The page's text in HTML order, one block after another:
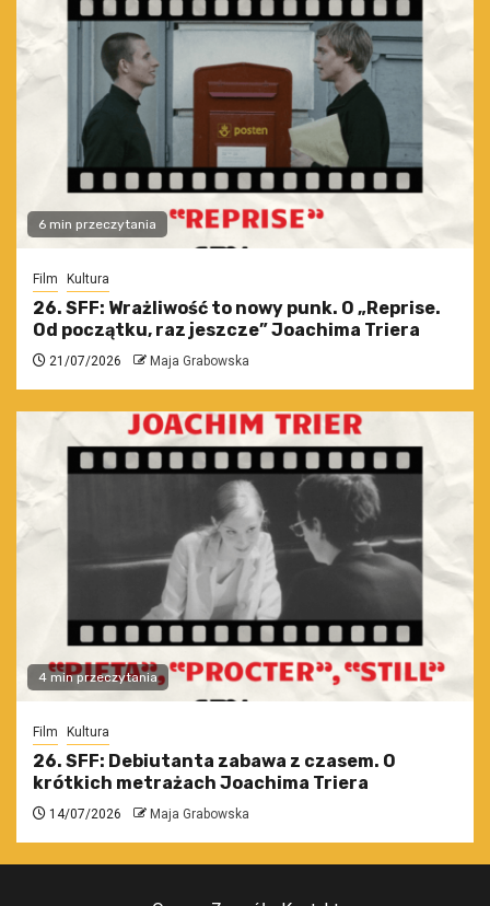
6 min przeczytania
Film Kultura
26. SFF: Wrażliwość to nowy punk. O „Reprise.
Od początku, raz jeszcze” Joachima Triera
21/07/2026 Maja Grabowska
4 min przeczytania
Film Kultura
26. SFF: Debiutanta zabawa z czasem. O
krótkich metrażach Joachima Triera
14/07/2026 Maja Grabowska